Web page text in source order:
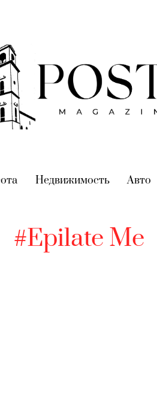
(current)
Недвижимость(current)
Авто
#Epilate Me